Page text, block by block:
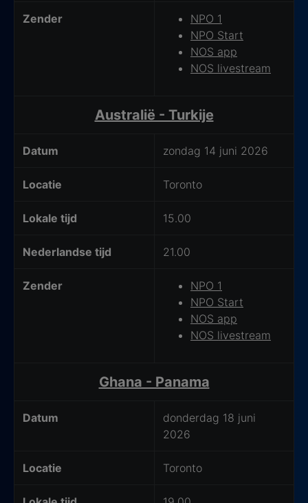
Zender
NPO 1
NPO Start
NOS app
NOS livestream
Australië - Turkije
Datum zondag 14 juni 2026
Locatie Toronto
Lokale tijd 15.00
Nederlandse tijd 21.00
Zender
NPO 1
NPO Start
NOS app
NOS livestream
Ghana - Panama
Datum
donderdag 18 juni
2026
Locatie Toronto